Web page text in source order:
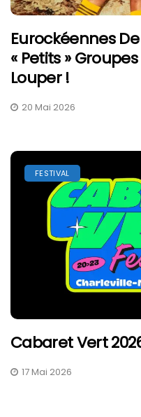
Eurockéennes
« Petits »
Louper !
20 Mai 2026
FESTIVAL
Cabaret Vert
17 Mai 2026